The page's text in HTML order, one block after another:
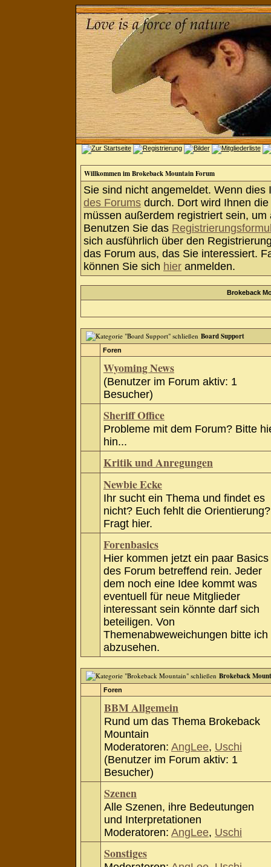
Willkommen im Brokeback Mountain Forum
Sie sind nicht angemeldet. Wenn
des Forums durch. Dort wird Ihnen
müssen außerdem registriert sein,
Benutzen Sie das
sich ausführlich über den
das Forum aus, das Sie interessiert.
können Sie sich hier anmelden.
Brokeback
Board Support
Foren
Wyoming News
(Benutzer im Forum aktiv: 1
Besucher)
Sheriff Office
Probleme mit dem Forum? Bitte
hin...
Kritik und Anregungen
Newbie Ecke
Ihr sucht ein Thema und findet es
nicht? Euch fehlt die Orientierung?
Fragt hier.
Forenbasics
Hier kommen jetzt ein paar Basics
des Forum betreffend rein. Jeder
dem noch eine Idee kommt was
eventuell für neue Mitglieder
interessant sein könnte darf sich
beteiligen. Von
Themenabweweichungen bitte ich
abzusehen.
Brokeback
Foren
BBM Allgemein
Rund um das Thema Brokeback
Mountain
Moderatoren: AngLee, Uschi
(Benutzer im Forum aktiv: 1
Besucher)
Szenen
Alle Szenen, ihre Bedeutungen
und Interpretationen
Moderatoren: AngLee, Uschi
Sonstiges